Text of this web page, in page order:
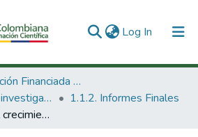
Log In (current)
1. Investigación Financiada con Recursos Públicos
1.1 Productos de investigación
1.1.2. Informes Finales
Epidemiología del crecimiento infantil estudio longitudinal delos determinantes sociales y biológicos en niños de 6 a 18 meses de edad en Api, Costa Pacífica Caucana